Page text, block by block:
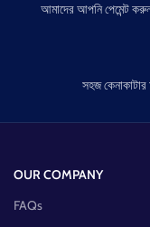
আমাদের আপনি পেমেন্ট
সহজ
OUR COMPANY
FAQs